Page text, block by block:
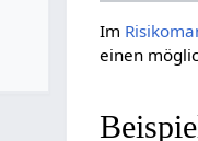
Im
einen